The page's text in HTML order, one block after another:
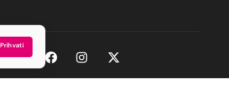
Prihvati